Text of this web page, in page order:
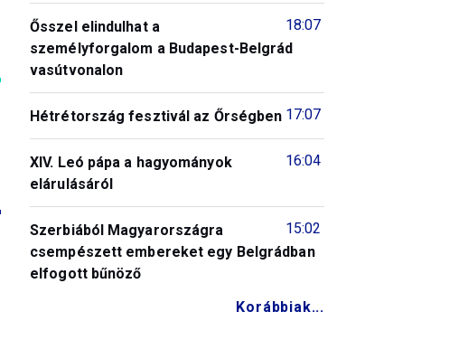
18:07
Ősszel elindulhat a
személyforgalom a Budapest-Belgrád
vasútvonalon
17:07
Hétrétország fesztivál az Őrségben
16:04
XIV. Leó pápa a hagyományok
elárulásáról
15:02
Szerbiából Magyarországra
csempészett embereket egy Belgrádban
elfogott bűnöző
Korábbiak...